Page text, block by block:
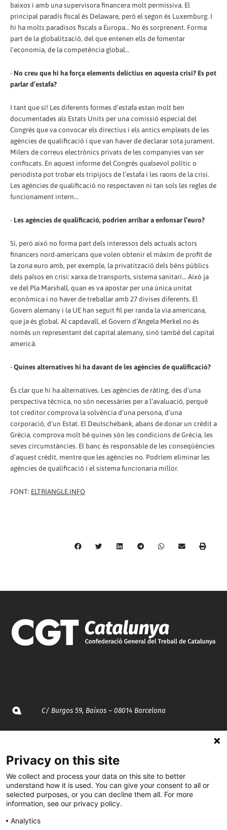
baixos i amb una supervisora financera molt permissiva. El
principal paradís fiscal és Delaware, però el segon és Luxemburg. I
hi ha molts paradisos fiscals a Europa... No és sorprenent. Forma
part de la globalització, del que entenen ells de fomentar
l’economia, de la competència global…
- No creu que hi ha força elements delictius en aquesta crisi? Es pot
parlar d’estafa?
I tant que sí! Les diferents formes d’estafa estan molt ben
documentades als Estats Units per una comissió especial del
Congrés que va convocar els directius i els antics empleats de les
agències de qualificació i que van haver de declarar sota jurament.
Milers de correus electrònics privats de les companyies van ser
confiscats. En aquest informe del Congrés qualsevol polític o
periodista pot trobar els tripijocs de l’estafa i les raons de la crisi.
Les agències de qualificació no respectaven ni tan sols les regles de
funcionament intern...
- Les agències de qualificació, podrien arribar a enfonsar l’euro?
Sí, però això no forma part dels interessos dels actuals actors
financers nord-americans que volen obtenir el màxim de profit de
la zona euro amb, per exemple, la privatització dels béns públics
dels països en crisi: xarxa de transports, sistema sanitari... Això ja
ve del Pla Marshall, quan es va apostar per una única unitat
econòmica i no haver de treballar amb 27 divises diferents. El
Govern alemany i la UE han seguit fil per randa la via americana,
que ja és global. Al capdavall, el Govern d’Angela Merkel no és
només un representant del capital alemany, sinó també del capital
americà.
-Quines alternatives hi ha davant de les agències de qualificació?
És clar que hi ha alternatives. Les agències de ràting, des d’una
perspectiva tècnica, no són necessàries per a l’avaluació, perquè
tot creditor comprova la solvència d’una persona, d’una
corporació, d’un Estat. El Deutschebank, abans de donar un crèdit a
Grècia, comprova molt bé quines són les condicions de Grècia, les
seves circumstàncies. El banc és responsable de les conseqüències
d’aquest crèdit, mentre que les agències no. Podríem eliminar les
agències de qualificació i el sistema funcionaria millor.
FONT: ELTRIANGLE.INFO
C/ Burgos 59, Baixos – 08014 Barcelona
935 120 481
@CGTCatalunya
Privacy on this site
We collect and process your data on this site to better
understand how it is used. You can give your consent to all or
selected purposes, or you can decline them all. For more
information, see our privacy policy.
Analytics